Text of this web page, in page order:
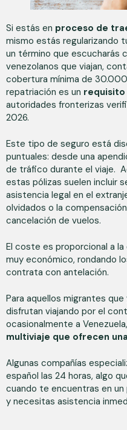
Si estás en proceso de
mismo estás regularizando
un término que escucharás
venezolanos que viajan,
cobertura mínima de
repatriación es un
autoridades fronterizas
2026.
Este tipo de seguro está
puntuales: desde una
de tráfico durante el viaje.
estas pólizas suelen incluir
asistencia legal en el
olvidados o la
cancelación de vuelos.
El coste es proporcional a
muy económico, rondando
contrata con antelación.
Para aquellos migrantes
disfrutan viajando por el
ocasionalmente a Venezuela,
multiviaje que ofrecen
Algunas compañías
español las 24 horas, algo
cuando te encuentras en un
y necesitas asistencia